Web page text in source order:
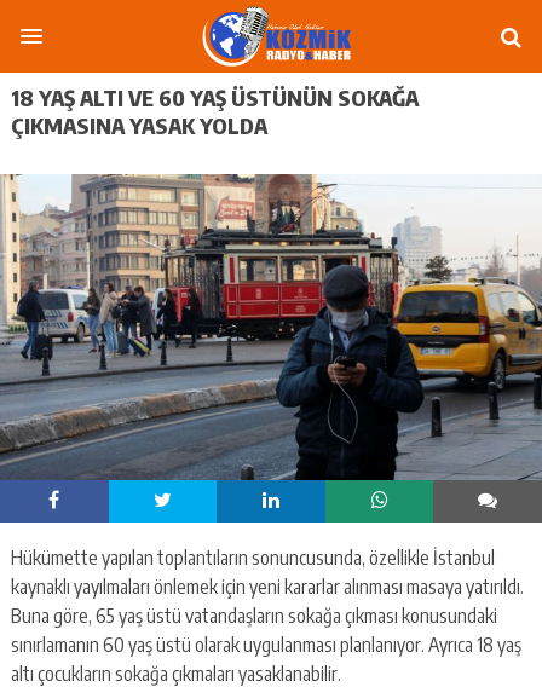
18 YAŞ ALTI VE 60 YAŞ ÜSTÜNÜN SOKAĞA
ÇIKMASINA YASAK YOLDA
Hükümette yapılan toplantıların sonuncusunda, özellikle İstanbul
kaynaklı yayılmaları önlemek için yeni kararlar alınması masaya yatırıldı.
Buna göre, 65 yaş üstü vatandaşların sokağa çıkması konusundaki
sınırlamanın 60 yaş üstü olarak uygulanması planlanıyor. Ayrıca 18 yaş
altı çocukların sokağa çıkmaları yasaklanabilir.